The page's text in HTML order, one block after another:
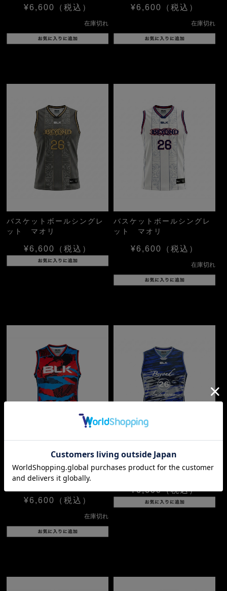
¥6,600 （税込）
在庫切れ
¥6,600 （税込）
在庫切れ
バスケットボールシングレ
ット マオリ
¥6,600 （税込）
バスケットボールシングレ
ット マオリ
¥6,600 （税込）
在庫切れ
ット ノッコン寺田2026コ
ラボモデル
¥6,600 （税込）
在庫切れ
ット ブリザード
¥6,600（税込）